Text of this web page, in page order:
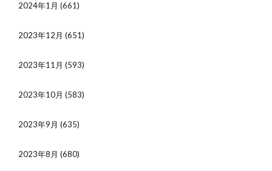
2024年1月 (661)
2023年12月 (651)
2023年11月 (593)
2023年10月 (583)
2023年9月 (635)
2023年8月 (680)